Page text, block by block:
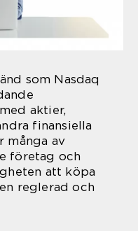
som Nasdaq
aktier,
finansiella
många av
företag och
att köpa
reglerad och